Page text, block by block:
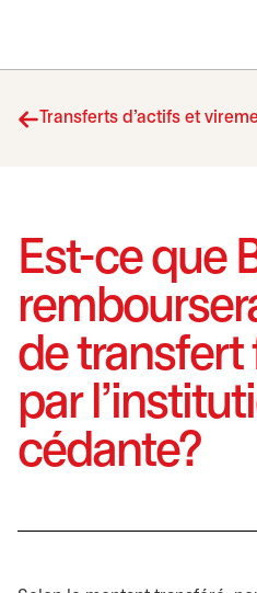
Transferts d’actifs et
Est-ce que
de transfert
par
cédante?